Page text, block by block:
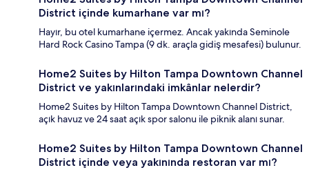
District içinde kumarhane var mı?
Hayır, bu otel kumarhane içermez. Ancak yakında Seminole
Hard Rock Casino Tampa (9 dk. araçla gidiş mesafesi) bulunur.
Home2 Suites by Hilton Tampa Downtown Channel
District ve yakınlarındaki imkânlar nelerdir?
Home2 Suites by Hilton Tampa Downtown Channel District,
açık havuz ve 24 saat açık spor salonu ile piknik alanı sunar.
Home2 Suites by Hilton Tampa Downtown Channel
District içinde veya yakınında restoran var mı?